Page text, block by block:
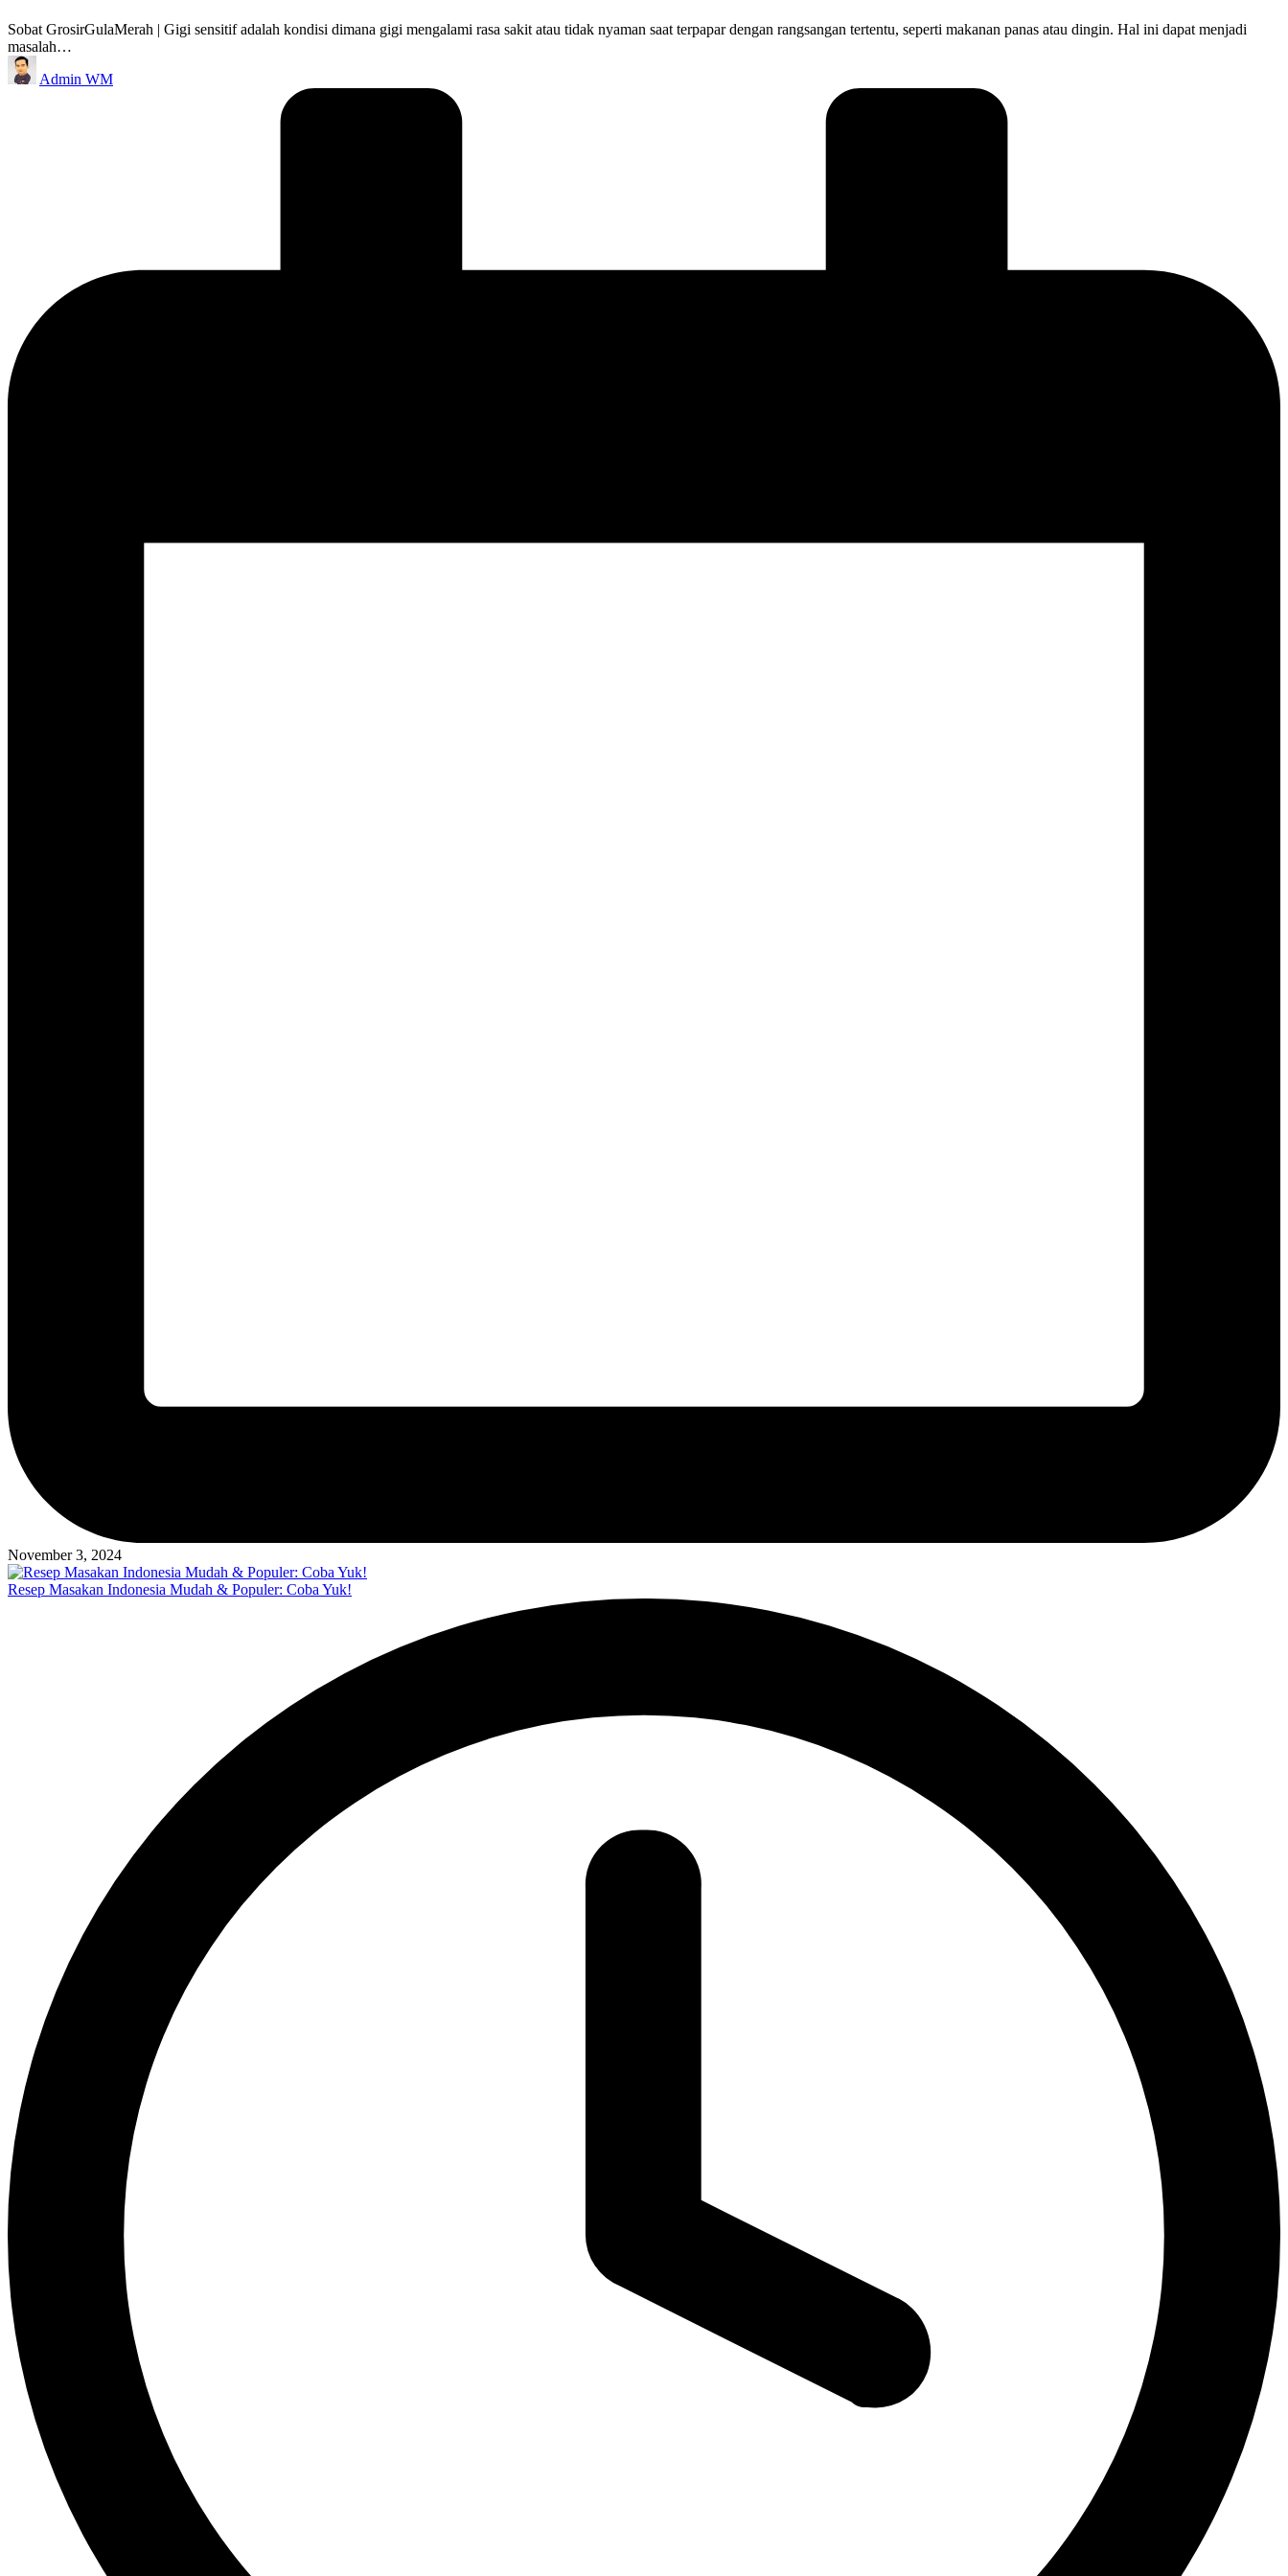
Sobat GrosirGulaMerah | Gigi sensitif adalah kondisi dimana gigi mengalami rasa sakit atau tidak nyaman saat terpapar dengan rangsangan tertentu, seperti makanan panas atau dingin. Hal ini dapat menjadi
masalah…
Posted
by
Admin WM
November 3, 2024
Resep Masakan Indonesia Mudah & Populer: Coba Yuk!